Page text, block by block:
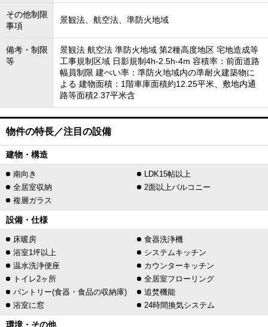
その他制限
事項
景観法、航空法、準防火地域
備考・制限
等
景観法 航空法 準防火地域 第2種高度地区 宅地造成等
工事規制区域 日影規制4h-2.5h-4m 容積率：前面道路
幅員制限 建ぺい率：準防火地域内の準耐火建築物に
よる 建物面積：1階車庫面積約12.25平米、敷地内通
路等面積2.37平米含
物件の特長／注目の設備
建物・構造
南向き
LDK15帖以上
全居室収納
2面以上バルコニー
複層ガラス
設備・仕様
床暖房
食器洗浄機
浴室1坪以上
システムキッチン
温水洗浄便座
カウンターキッチン
トイレ2ヶ所
全居室フローリング
パントリー(食器・食品の収納庫)
追焚機能
浴室に窓
24時間換気システム
環境・その他